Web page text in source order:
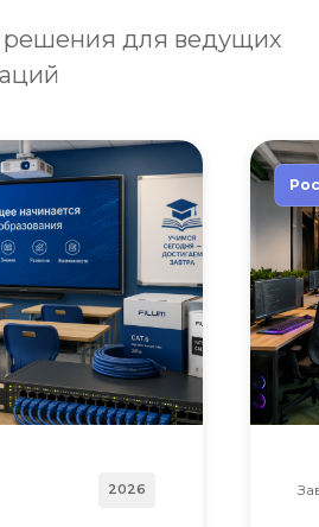
решения для ведущих
2026